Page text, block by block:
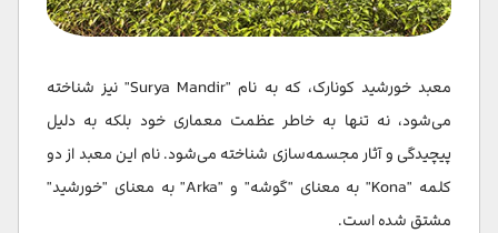
معبد خورشید کونارک، که به نام "Surya Mandir" نیز شناخته
می‌شود، نه تنها به خاطر عظمت معماری خود بلکه به دلیل
پیچیدگی و آثار مجسمه‌سازی شناخته می‌شود. نام این معبد از دو
کلمه "Kona" به معنای "گوشه" و "Arka" به معنای "خورشید"
مشتق شده است.